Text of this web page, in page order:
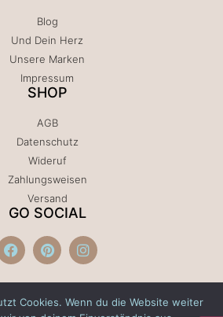
Blog
Und Dein Herz
Unsere Marken
Impressum
SHOP
AGB
Datenschutz
Wideruf
Zahlungsweisen
Versand
GO SOCIAL
Cookies. Wenn du die Website weiter